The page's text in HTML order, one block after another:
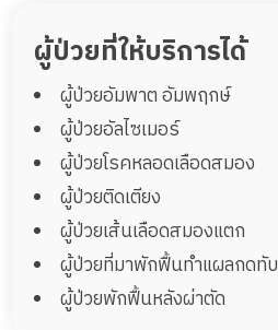
ผู้ป่วยที่ให้บริการได้
ผู้ป่วยอัมพาต อัมพฤกษ์
ผู้ป่วยอัลไซเมอร์
ผู้ป่วยโรคหลอดเลือดสมอง
ผู้ป่วยติดเตียง
ผู้ป่วยเส้นเลือดสมองแตก
ผู้ป่วยที่มาพักฟื้นทำแผลกดทับ
ผู้ป่วยพักฟื้นหลังผ่าตัด